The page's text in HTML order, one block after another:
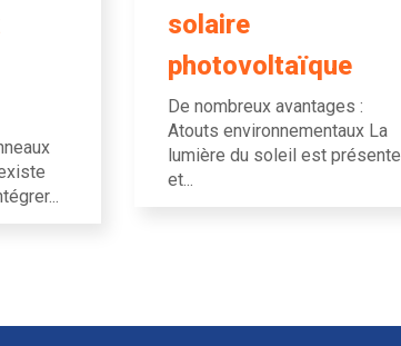
solaire
photovoltaïque
De nombreux avantages :
Atouts environnementaux La
lumière du soleil est présente
et...